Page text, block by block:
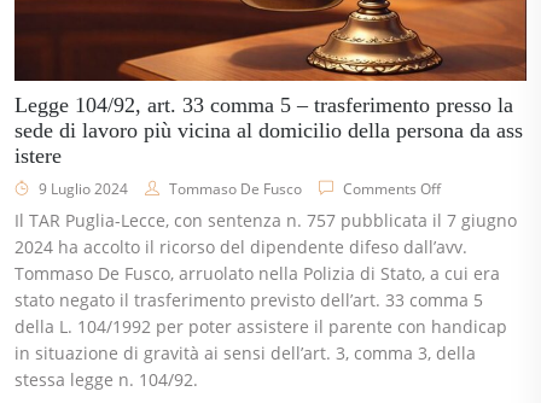
Legge 104/92, art. 33 comma 5 – trasferimento presso la
sede di lavoro più vicina al domicilio della persona da ass
istere
9 Luglio 2024 Tommaso De Fusco Comments Off
Il TAR Puglia-Lecce, con sentenza n. 757 pubblicata il 7 giugno
2024 ha accolto il ricorso del dipendente difeso dall’avv.
Tommaso De Fusco, arruolato nella Polizia di Stato, a cui era
stato negato il trasferimento previsto dell’art. 33 comma 5
della L. 104/1992 per poter assistere il parente con handicap
in situazione di gravità ai sensi dell’art. 3, comma 3, della
stessa legge n. 104/92.